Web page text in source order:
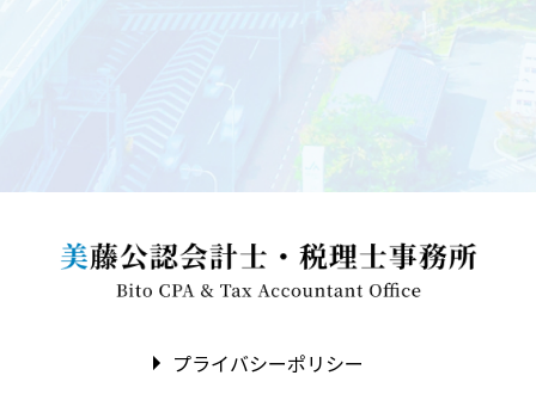
プライバシーポリシー